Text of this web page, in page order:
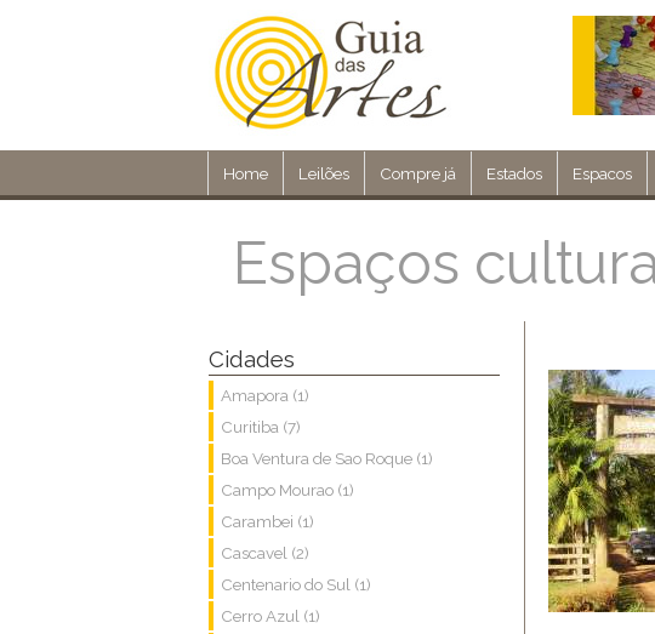
Home Leilões Compre já Estados Espacos
Espaços
Cidades
Amapora (1)
Curitiba (7)
Boa Ventura de Sao Roque (1)
Campo Mourao (1)
Carambei (1)
Cascavel (2)
Centenario do Sul (1)
Cerro Azul (1)